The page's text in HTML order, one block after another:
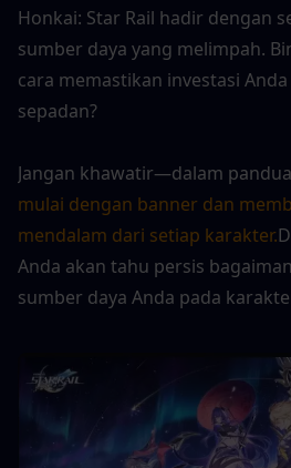
Honkai: Star Rail hadir dengan
sumber daya yang melimpah.
cara memastikan investasi
sepadan?
Jangan khawatir—dalam
mulai dengan banner dan
mendalam dari setiap karakter.
Anda akan tahu persis
sumber daya Anda pada